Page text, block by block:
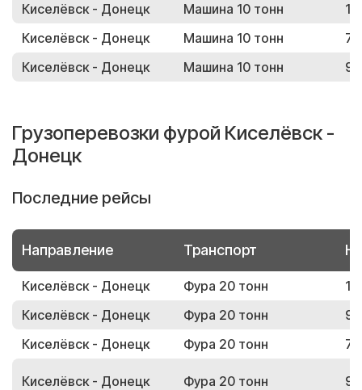
Киселёвск - Донецк
Машина 10 тонн
Киселёвск - Донецк
Машина 10 тонн
Киселёвск - Донецк
Машина 10 тонн
Грузоперевозки фурой Киселёвск -
Донецк
Последние рейсы
Направление Транспорт
Киселёвск - Донецк Фура 20 тонн
Киселёвск - Донецк
Фура 20 тонн
Киселёвск - Донецк
Фура 20 тонн
Киселёвск - Донецк Фура 20 тонн